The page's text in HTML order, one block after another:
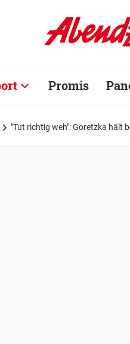
Promis
"Tut richtig weh": Goretzka hält